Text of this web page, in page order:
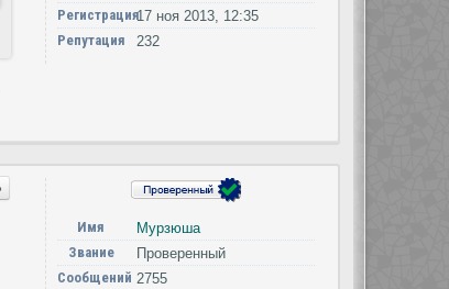
Регистрация17 ноя 2013, 12:35
Репутация
232
Имя
Мурзюша
Звание
Проверенный
Сообщений 2755